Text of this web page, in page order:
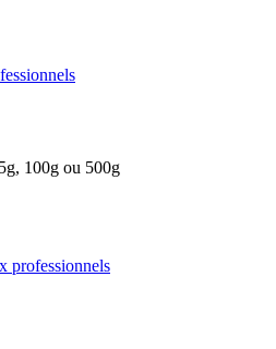
100g ou 500g
professionnels